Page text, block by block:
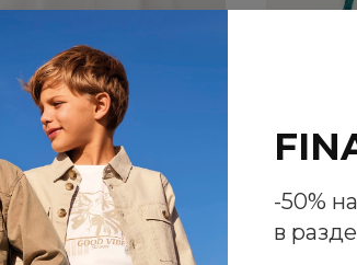
рубашка iDO для
мальчиков
-50%
в